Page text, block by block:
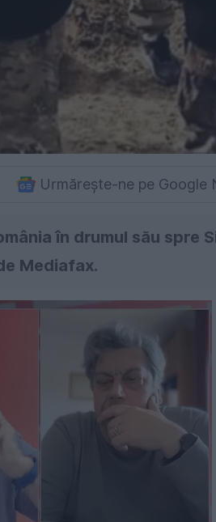
Urmărește-ne pe Google
în drumul său spre
Mediafax.